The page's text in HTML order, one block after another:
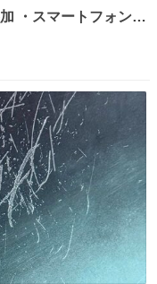
る行為 ・シャツをズ
グの着用 私も口